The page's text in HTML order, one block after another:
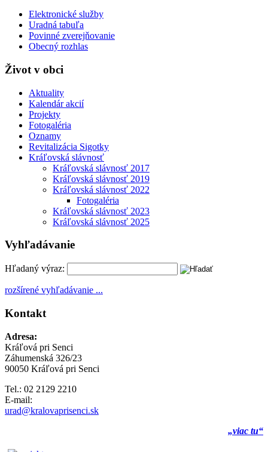
Elektronické služby
Uradná tabuľa
Povinné zverejňovanie
Obecný rozhlas
Život v obci
Aktuality
Kalendár akcií
Projekty
Fotogaléria
Oznamy
Revitalizácia Sigotky
Kráľovská slávnosť
Kráľovská slávnosť 2017
Kráľovská slávnosť 2019
Kráľovská slávnosť 2022
Fotogaléria
Kráľovská slávnosť 2023
Kráľovská slávnosť 2025
Vyhľadávanie
Hľadaný výraz:
rozšírené vyhľadávanie ...
Kontakt
Adresa:
Kráľová pri Senci
Záhumenská 326/23
90050 Kráľová pri Senci
Tel.: 02 2129 2210
E-mail:
urad@kralovaprisenci.sk
„viac tu“